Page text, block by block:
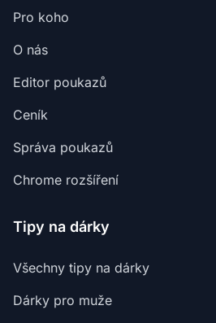
Pro koho
O nás
Editor poukazů
Ceník
Správa poukazů
Chrome rozšíření
Tipy na dárky
Všechny tipy na dárky
Dárky pro muže